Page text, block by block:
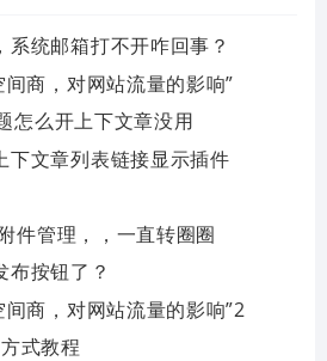
系统邮箱打不开咋回事？
商，对网站流量的影响”
怎么开上下文章没用
下文章列表链接显示插件
件管理，，一直转圈圈
布按钮了？
商，对网站流量的影响”2
式教程